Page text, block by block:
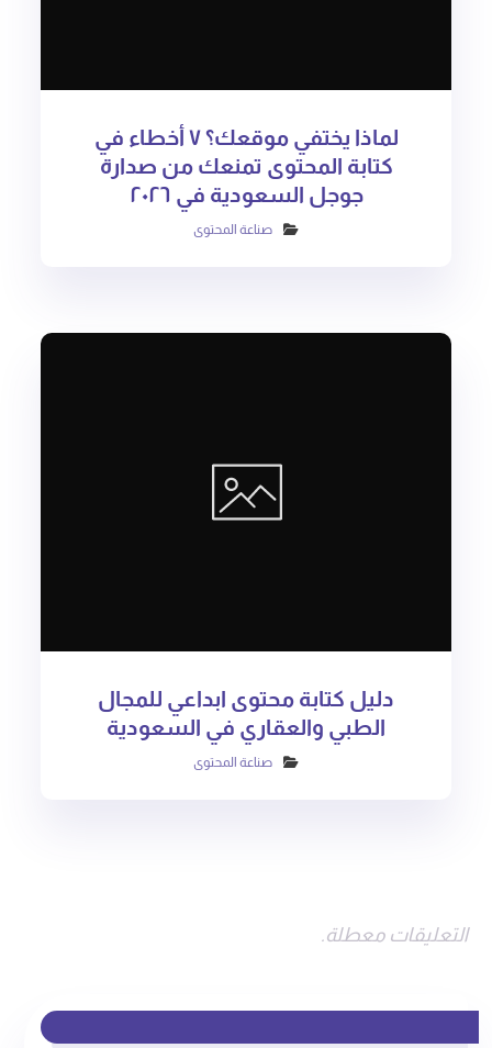
لماذا يختفي موقعك؟ ٧ أخطاء في
كتابة المحتوى تمنعك من صدارة
جوجل السعودية في ٢٠٢٦
صناعة المحتوى
دليل كتابة محتوى ابداعي للمجال
الطبي والعقاري في السعودية
صناعة المحتوى
التعليقات معطلة.